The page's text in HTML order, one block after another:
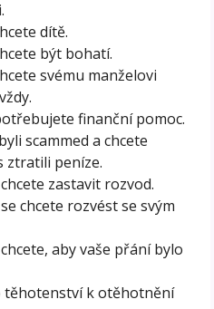
dítě.
být bohatí.
svému manželovi
finanční pomoc.
scammed a chcete
ztratili peníze.
zastavit rozvod.
chcete rozvést se svým
aby vaše přání bylo
těhotenství k otěhotnění